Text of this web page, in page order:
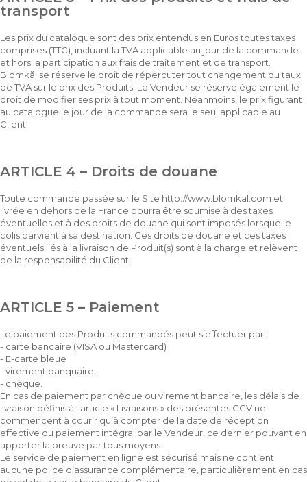
transport
Les prix du catalogue sont des prix entendus en Euros toutes taxes
comprises (TTC), incluant la TVA applicable au jour de la commande
et hors la participation aux frais de traitement et de transport.
Blomkål se réserve le droit de répercuter tout changement du taux
de TVA sur le prix des Produits. Le Vendeur se réserve également le
droit de modifier ses prix à tout moment. Néanmoins, le prix figurant
au catalogue le jour de la commande sera le seul applicable au
Client.
ARTICLE 4 – Droits de douane
Toute commande passée sur le Site http://www.blomkal.com et
livrée en dehors de la France pourra être soumise à des taxes
éventuelles et à des droits de douane qui sont imposés lorsque le
colis parvient à sa destination. Ces droits de douane et ces taxes
éventuels liés à la livraison de Produit(s) sont à la charge et relèvent
de la responsabilité du Client.
ARTICLE 5 – Paiement
Le paiement des Produits commandés peut s’effectuer par :
- carte bancaire (VISA ou Mastercard)
- E-carte bleue
- virement banquaire,
- chèque.
En cas de paiement par chèque ou virement bancaire, les délais de
livraison définis à l’article « Livraisons » des présentes CGV ne
commencent à courir qu’à compter de la date de réception
effective du paiement intégral par le Vendeur, ce dernier pouvant en
apporter la preuve par tous moyens.
Le service de paiement en ligne est sécurisé mais ne contient
aucune police d’assurance complémentaire, particulièrement en cas